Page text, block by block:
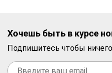
Хочешь быть в курсе
Подпишитесь чтобы